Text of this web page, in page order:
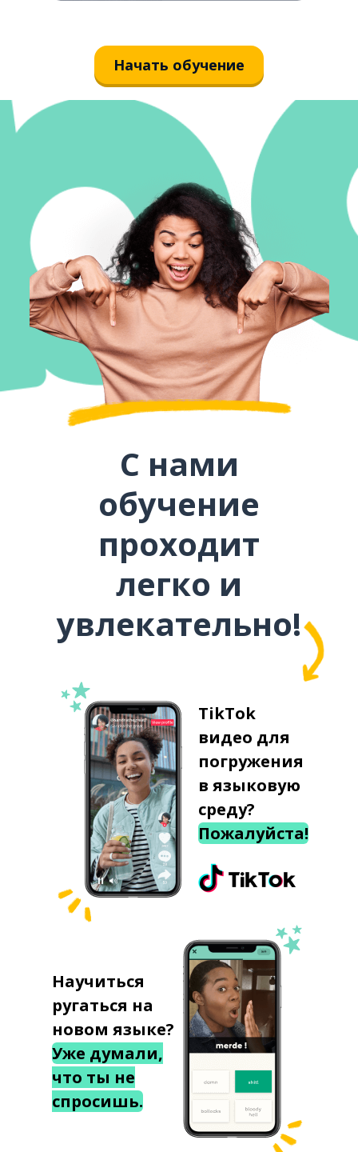
Начать обучение
С нами
обучение
проходит
легко и
увлекательно!
TikTok
видео для
погружения
в языковую
среду?
Пожалуйста!
Научиться
ругаться на
новом языке?
Уже думали,
что ты не
спросишь.